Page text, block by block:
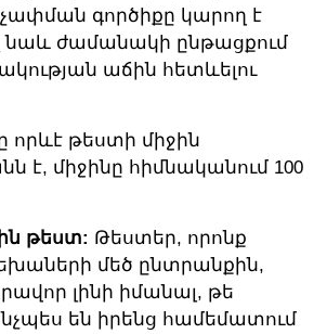
չափման գործիքը կարող է
նաև ժամանակի ընթացքում
աճին հետևելու
որևէ թեստի միջին
է, միջինը հիմնականում 100
թեստ: Թեստեր, որոնք
մեծ ընտրանքին,
լինի իմանալ, թե
են իրենց համեմատում